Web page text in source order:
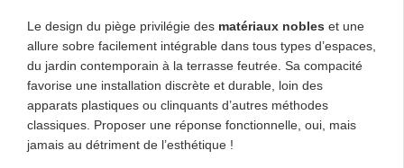
Le design du piège privilégie des matériaux nobles et une
allure sobre facilement intégrable dans tous types d’espaces,
du jardin contemporain à la terrasse feutrée. Sa compacité
favorise une installation discrète et durable, loin des
apparats plastiques ou clinquants d’autres méthodes
classiques. Proposer une réponse fonctionnelle, oui, mais
jamais au détriment de l’esthétique !